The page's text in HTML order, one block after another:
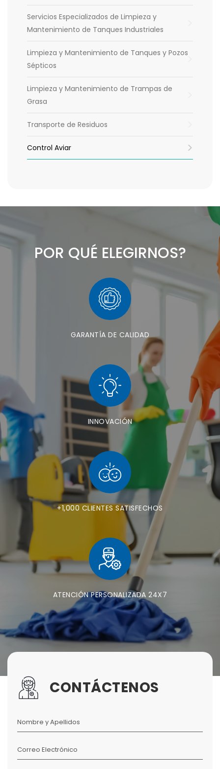
Servicios Especializados de Limpieza y
Mantenimiento de Tanques Industriales
Limpieza y Mantenimiento de Tanques y Pozos
Sépticos
Limpieza y Mantenimiento de Trampas de
Grasa
Transporte de Residuos
Control Aviar
POR QUÉ ELEGIRNOS?
GARANTÍA DE CALIDAD
INNOVACIÓN
+1,000 CLIENTES SATISFECHOS
ATENCIÓN PERSONALIZADA 24X7
CONTÁCTENOS
Nombre y Apellidos
Correo Electrónico